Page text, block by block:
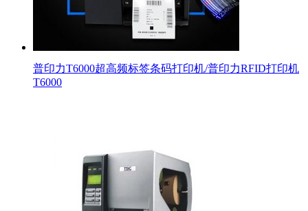
普印力T6000超高频标签条码打印机/普印力RFID打印机
T6000